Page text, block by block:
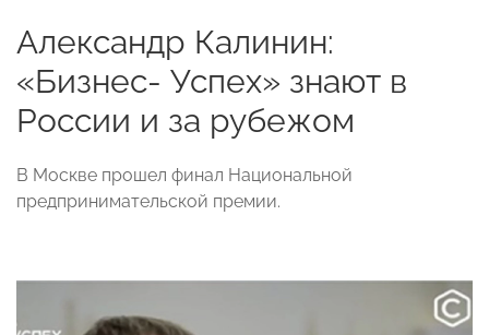
Александр Калинин:
«Бизнес- Успех» знают в
России и за рубежом
В Москве прошел финал Национальной
предпринимательской премии.